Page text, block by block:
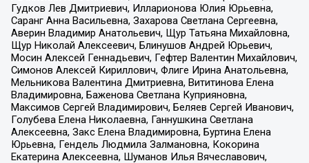
Гудков Лев Дмитриевич, Илларионова Юлия Юрьевна,
Саранг Анна Васильевна, Захарова Светлана Сергеевна,
Аверин Владимир Анатольевич, Щур Татьяна Михайловна,
Щур Николай Алексеевич, Блинушов Андрей Юрьевич,
Мосин Алексей Геннадьевич, Гефтер Валентин Михайлович,
Симонов Алексей Кириллович, Флиге Ирина Анатольевна,
Мельникова Валентина Дмитриевна, Вититинова Елена
Владимировна, Баженова Светлана Куприяновна,
Максимов Сергей Владимирович, Беляев Сергей Иванович,
Голубева Елена Николаевна, Ганнушкина Светлана
Алексеевна, Закс Елена Владимировна, Буртина Елена
Юрьевна, Гендель Людмила Залмановна, Кокорина
Екатерина Алексеевна, Шуманов Илья Вячеславович,